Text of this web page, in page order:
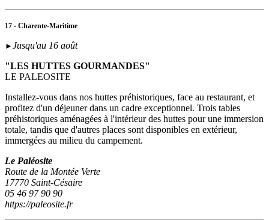
17 - Charente-Maritime
► Jusqu'au 16 août
"LES HUTTES GOURMANDES"
LE PALEOSITE
Installez-vous dans nos huttes préhistoriques, face au restaurant, et
profitez d'un déjeuner dans un cadre exceptionnel. Trois tables
préhistoriques aménagées à l'intérieur des huttes pour une immersion
totale, tandis que d'autres places sont disponibles en extérieur,
immergées au milieu du campement.
Le Paléosite
Route de la Montée Verte
17770 Saint-Césaire
05 46 97 90 90
https://paleosite.fr